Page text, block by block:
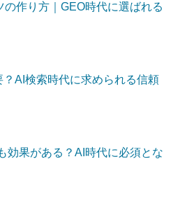
作り方｜GEO時代に選ばれる
AI検索時代に求められる信頼
効果がある？AI時代に必須とな